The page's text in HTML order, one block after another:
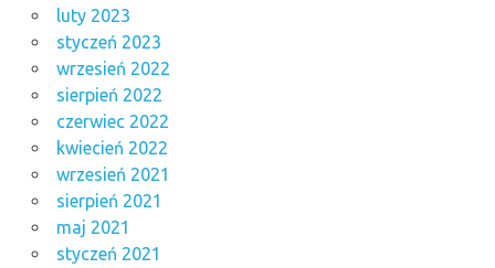
luty 2023
styczeń 2023
wrzesień 2022
sierpień 2022
czerwiec 2022
kwiecień 2022
wrzesień 2021
sierpień 2021
maj 2021
styczeń 2021